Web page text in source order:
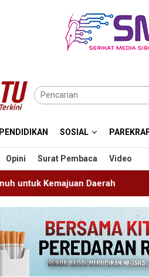
PENDIDIKAN SOSIAL
Opini Surat Pembaca Video
Disambut Tari Cucuk Lampah,